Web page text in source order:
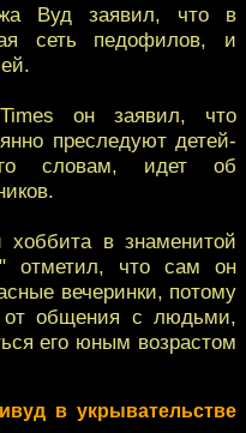
Вуд заявил, что в
сеть педофилов, и
он заявил, что
преследуют детей-
словам, идет об
хоббита в знаменитой
отметил, что сам он
вечеринки, потому
от общения с людьми,
его юным возрастом
в укрывательстве